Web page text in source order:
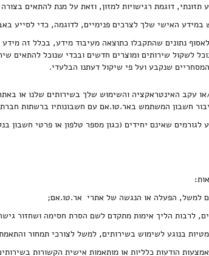
תזונתי, דוגמת רגישויות למזון, וזאת על מנת להתאים
במידע האישי שלך לצרכים פנימיים, לדוגמה, כדי לסייע
לאסוף נתונים שהתקבלו כתוצאה מעיבוד מידע, בכלל זה
לשקול שירותים ומוצרים חדשים ובכדי שנוכל
שנקבע ועל פי שיקול דעתנו הבלעדי.
שאינם יחידים (כגון מספר טלפון או פרטי חשבון
למשל, הפעלה או הנגשה של אתרי אר.טו.אם;
לרבות הליך אימות מתקדם לשם הסרת חסימה ושחזור
בנוגע לשימוש בשירותים, למשל לצורכי תמחור
הודעות כלליות או מותאמות אישית הקשורות בשירותים,